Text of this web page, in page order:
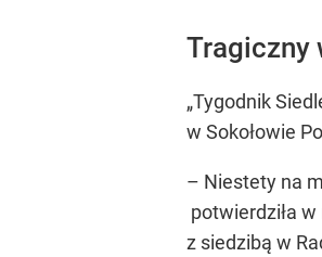
Tragiczny
„Tygodnik
w Sokołowie
– Niestety na
potwierdziła
z siedzibą w